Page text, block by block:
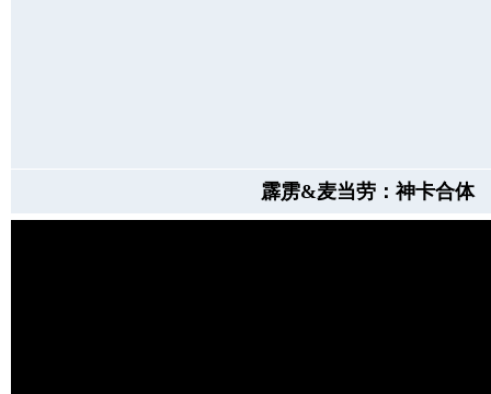
霹雳&麦当劳：神卡合体